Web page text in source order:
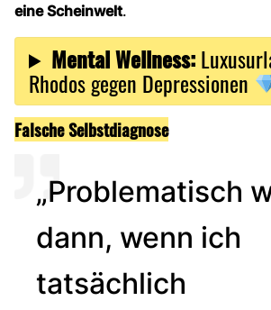
eine Scheinwelt.
Mental Wellness:
Rhodos gegen Depressionen
Falsche Selbstdiagnose
„Problematisch
dann, wenn ich
tatsächlich